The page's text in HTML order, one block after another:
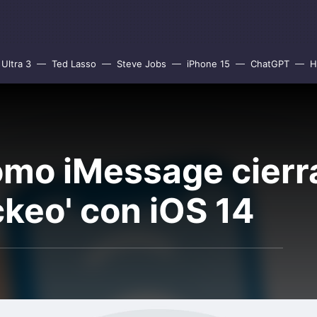
3 Ted Lasso Steve Jobs iPhone 15 ChatGPT
iMessage
con iOS 14